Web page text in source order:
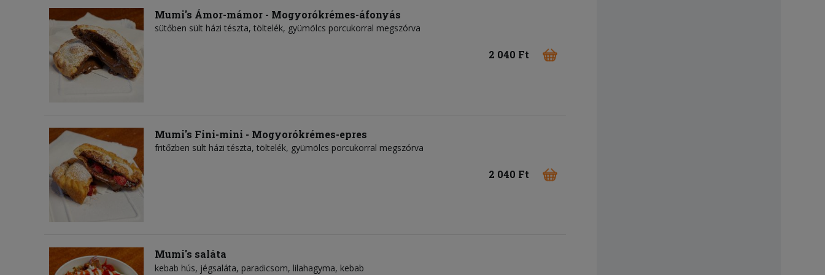
Mumi's Ámor-mámor - Mogyorókrémes-áfonyás
sütőben sült házi tészta, töltelék, gyümölcs porcukorral megszórva
2 040 Ft
Mumi's Fini-mini - Mogyorókrémes-epres
fritőzben sült házi tészta, töltelék, gyümölcs porcukorral megszórva
2 040 Ft
Mumi's saláta
kebab hús jégsaláta paradicsom lilahagyma kebab